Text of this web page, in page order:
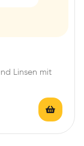
Linsen mit